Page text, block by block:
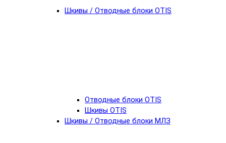
Шкивы / Отводные блоки OTIS
Отводные блоки OTIS
Шкивы OTIS
Шкивы / Отводные блоки МЛЗ